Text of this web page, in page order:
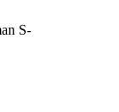
S-